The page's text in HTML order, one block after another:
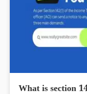
What is section